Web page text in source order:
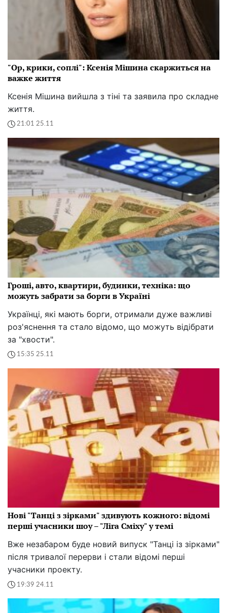
"Ор, крики, соплі": Ксенія Мішина скаржиться на
важке життя
Ксенія Мішина вийшла з тіні та заявила про складне
життя.
21:01 25.11
Гроші, авто, квартири, будинки, техніка: що
можуть забрати за борги в Україні
Українці, які мають борги, отримали дуже важливі
роз'яснення та стало відомо, що можуть відібрати
за "хвости".
15:35 25.11
Нові "Танці з зірками" здивують кожного: відомі
перші учасники шоу – "Ліга Сміху" у темі
Вже незабаром буде новий випуск "Танці із зірками"
після тривалої перерви і стали відомі перші
учасники проекту.
19:39 24.11